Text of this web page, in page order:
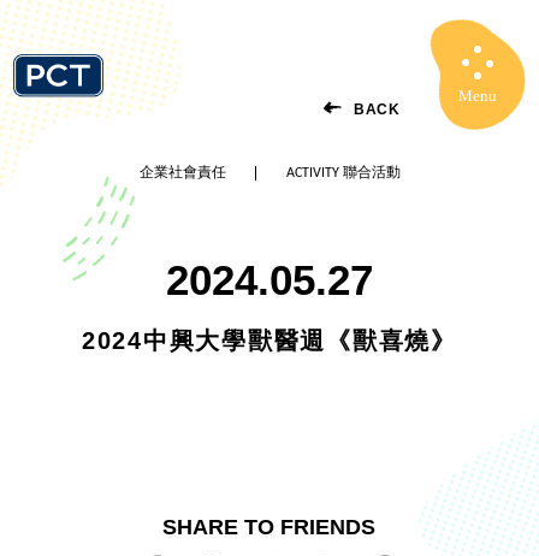
MenuClose
BACK
企業社會責任 ACTIVITY 聯合活動
2024.05.27
2024中興大學獸醫週《獸喜燒》
SHARE TO FRIENDS